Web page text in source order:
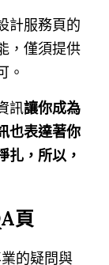
計服務頁的
，僅須提供
。
訊讓你成為
也表達著你
扎，所以，
頁
的疑問與